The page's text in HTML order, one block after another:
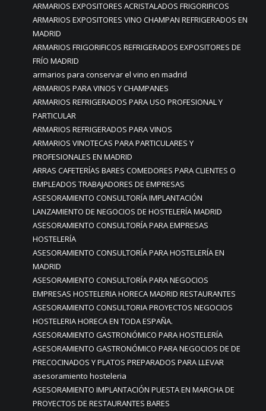
ARMARIOS EXPOSITORES ACRISTALADOS FRIGORIFICOS
ARMARIOS EXPOSITORES VINO CHAMPAN REFRIGERADOS EN
MADRID
ARMARIOS FRIGORIFICOS REFRIGERADOS EXPOSITORES DE
FRÍO MADRID
armarios para conservar el vino en madrid
ARMARIOS PARA VINOS Y CHAMPANES
ARMARIOS REFRIGERADOS PARA USO PROFESIONAL Y
PARTICULAR
ARMARIOS REFRIGERADOS PARA VINOS
ARMARIOS VINOTECAS PARA PARTICULARES Y
PROFESIONALES EN MADRID
ARRAS CAFETERÍAS BARES COMEDORES PARA CLIENTES O
EMPLEADOS TRABAJADORES DE EMPRESAS
ASESORAMIENTO CONSULTORÍA IMPLANTACIÓN
LANZAMIENTO DE NEGOCIOS DE HOSTELERÍA MADRID
ASESORAMIENTO CONSULTORÍA PARA EMPRESAS
HOSTELERÍA
ASESORAMIENTO CONSULTORÍA PARA HOSTELERÍA EN
MADRID
ASESORAMIENTO CONSULTORÍA PARA NEGOCIOS
EMPRESAS HOSTELERIA HORECA MADRID RESTAURANTES
ASESORAMIENTO CONSULTORIA PROYECTOS NEGOCIOS
HOSTELERIA HORECA EN TODA ESPAÑA.
ASESORAMIENTO GASTRONÓMICO PARA HOSTELERÍA
ASESORAMIENTO GASTRONÓMICO PARA NEGOCIOS DE DE
PRECOCINADOS Y PLATOS PREPARADOS PARA LLEVAR
asesoramiento hosteleria
ASESORAMIENTO IMPLANTACIÓN PUESTA EN MARCHA DE
PROYECTOS DE RESTAURANTES BARES